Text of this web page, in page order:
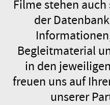
Filme stehen
der
Begleitmaterial
in den
freuen uns auf
unserer